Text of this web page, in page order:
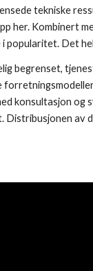
tekniske
her. Kombinert
popularitet. Det
begrenset,
konsultasjon og
Distribusjonen